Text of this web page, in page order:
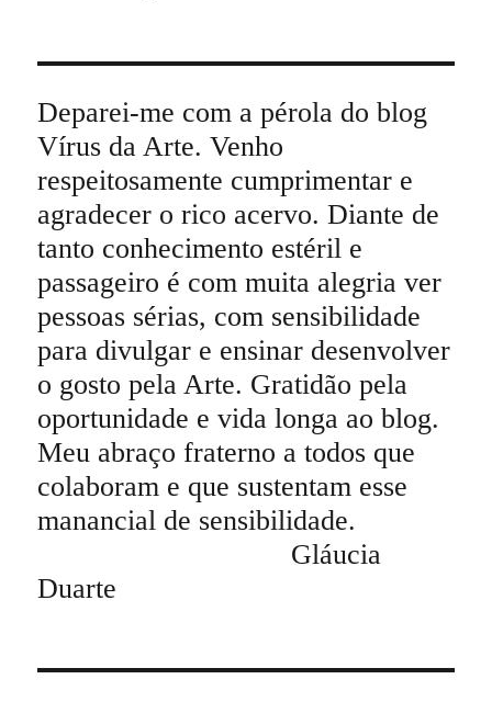
Deparei-me com a pérola do blog
Vírus da Arte. Venho
respeitosamente cumprimentar e
agradecer o rico acervo. Diante de
tanto conhecimento estéril e
passageiro é com muita alegria ver
pessoas sérias, com sensibilidade
para divulgar e ensinar desenvolver
o gosto pela Arte. Gratidão pela
oportunidade e vida longa ao blog.
Meu abraço fraterno a todos que
colaboram e que sustentam esse
manancial de sensibilidade.
Gláucia
Duarte